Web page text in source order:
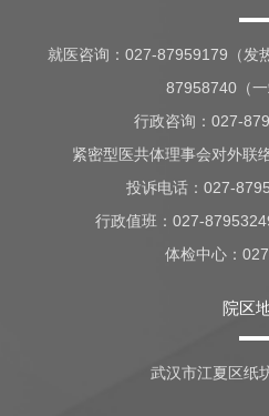
就医咨询： 027-87959179（发
87958740（一
行政咨询：027-
紧密型医共体理事会对外联
投诉电话：027-
行政值班：027-
体检中心：
院区
武汉市江夏区纸